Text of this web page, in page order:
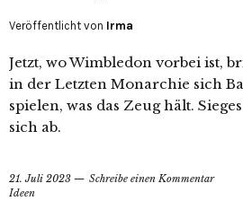
Veröffentlicht von Irma
Jetzt, wo Wimbledon vorbei ist,
in der Letzten Monarchie sich
spielen, was das Zeug hält.
sich ab.
21. Juli 2023
Schreibe einen Kommentar
Ideen